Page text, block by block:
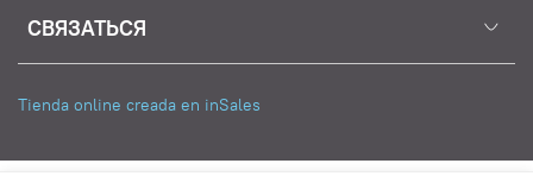
СВЯЗАТЬСЯ
Tienda online creada en inSales